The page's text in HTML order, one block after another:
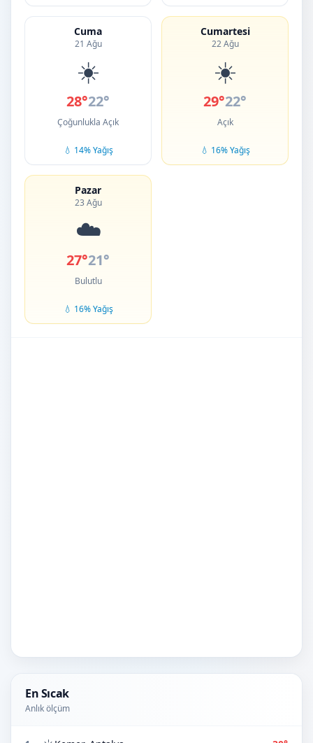
Cuma
21 Ağu
☀️
28°22°
Çoğunlukla Açık
💧 14% Yağış
Cumartesi
22 Ağu
☀️
29°22°
Açık
💧 16% Yağış
Pazar
23 Ağu
☁️
27°21°
Bulutlu
💧 16% Yağış
En Sıcak
Anlık ölçüm